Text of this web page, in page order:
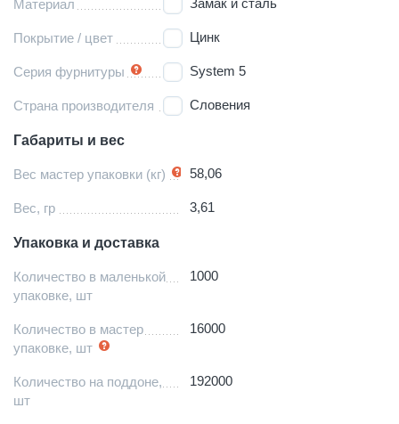
Материал
Покрытие / цвет Цинк
Серия фурнитуры System 5
Страна производителя Словения
Габариты и вес
Вес мастер упаковки (кг) 58,06
Вес, гр 3,61
Упаковка и доставка
Количество в маленькой
упаковке, шт
1000
Количество в мастер
упаковке, шт
16000
Количество на поддоне,
шт
192000